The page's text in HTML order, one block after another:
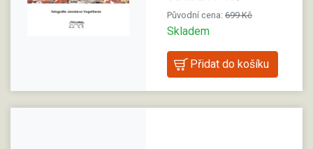
Původní cena: 699 Kč
Skladem